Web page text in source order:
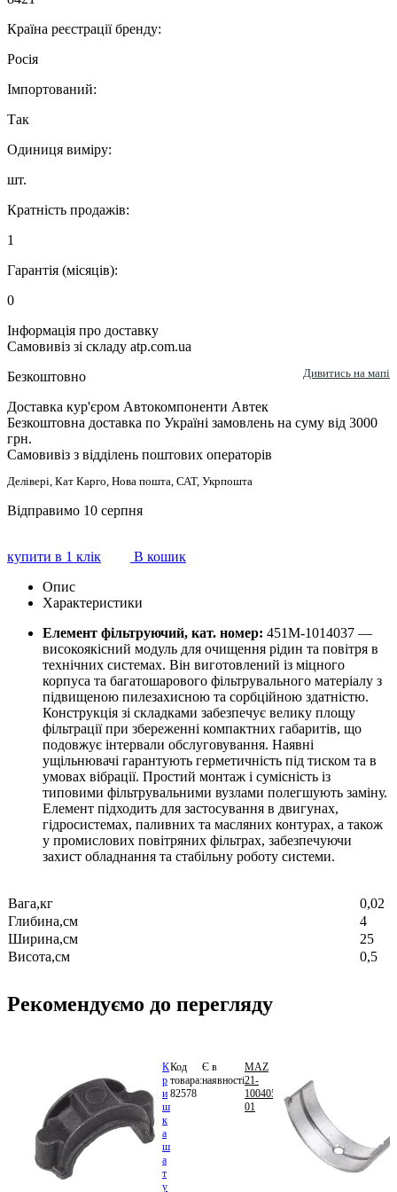
Країна реєстрації бренду:
Росія
Імпортований:
Так
Одиниця виміру:
шт.
Кратність продажів:
1
Гарантія (місяців):
0
Інформація про доставку
Самовивіз зі складу atp.com.ua
Безкоштовно
Дивитись на мапі
Доставка кур'єром Автокомпоненти Автек
Безкоштовна доставка по Україні замовлень на суму від 3000
грн.
Самовивіз з відділень поштових операторів
Делівері, Кат Карго, Нова пошта, САТ, Укрпошта
Відправимо 10 серпня
купити в 1 клік
В кошик
Опис
Характеристики
Елемент фільтруючий, кат. номер: 451М-1014037 —
високоякісний модуль для очищення рідин та повітря в
технічних системах. Він виготовлений із міцного
корпуса та багатошарового фільтрувального матеріалу з
підвищеною пилезахисною та сорбційною здатністю.
Конструкція зі складками забезпечує велику площу
фільтрації при збереженні компактних габаритів, що
подовжує інтервали обслуговування. Наявні
ущільнювачі гарантують герметичність під тиском та в
умовах вібрації. Простий монтаж і сумісність із
типовими фільтрувальними вузлами полегшують заміну.
Елемент підходить для застосування в двигунах,
гідросистемах, паливних та масляних контурах, а також
у промислових повітряних фільтрах, забезпечуючи
захист обладнання та стабільну роботу системи.
Вага,кг
0,02
Глибина,см
4
Ширина,см
25
Висота,см
0,5
Рекомендуємо до перегляду
К
р
и
ш
к
а
ш
а
т
у
Код
товара:
82578
Є в
наявності
MAZ
21-
1004055-
01
грн.
В
кошик